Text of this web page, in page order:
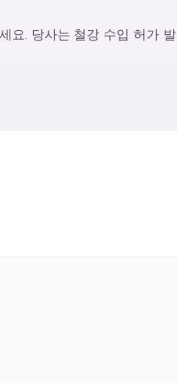
요. 당사는 철강 수입 허가 발